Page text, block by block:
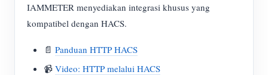
IAMMETER menyediakan integrasi khusus yang
kompatibel dengan HACS.
📄 Panduan HTTP HACS
📹 Video: HTTP melalui HACS